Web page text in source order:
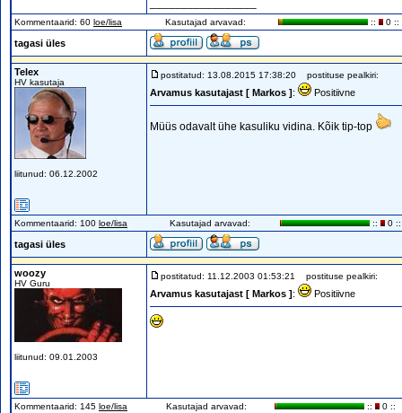
Kommentaarid: 60 loe/lisa Kasutajad arvavad: :: 0 ::
tagasi üles
Telex
HV kasutaja
liitunud: 06.12.2002
postitatud: 13.08.2015 17:38:20 postituse pealkiri:
Arvamus kasutajast [ Markos ]: Positiivne
Müüs odavalt ühe kasuliku vidina. Kõik tip-top
Kommentaarid: 100 loe/lisa Kasutajad arvavad: :: 0 ::
tagasi üles
woozy
HV Guru
liitunud: 09.01.2003
postitatud: 11.12.2003 01:53:21 postituse pealkiri:
Arvamus kasutajast [ Markos ]: Positiivne
Kommentaarid: 145 loe/lisa Kasutajad arvavad: :: 0 ::